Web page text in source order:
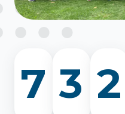
7
8
3
4
2
3